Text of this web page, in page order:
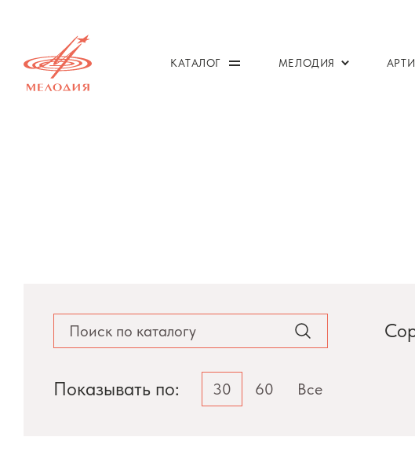
КАТАЛОГ МЕЛОДИЯ
Показывать по: 30 60 Все